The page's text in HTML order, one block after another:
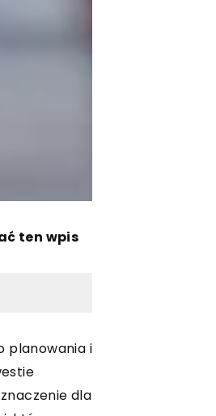
ten wpis
planowania i
dla